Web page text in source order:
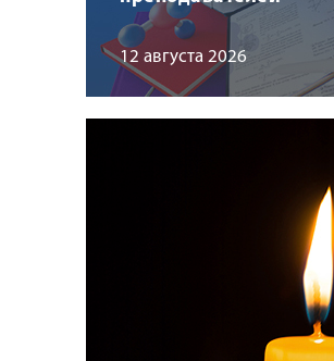
12 августа 2026